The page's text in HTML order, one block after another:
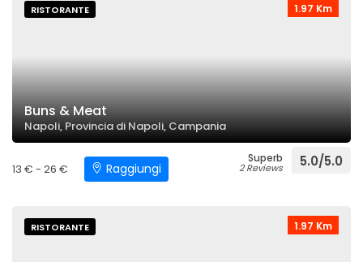
1.97 Km
RISTORANTE
Buns & Meat
Napoli, Provincia di Napoli, Campania
13 € - 26 € Raggiungi
Superb
2 Reviews 5.0/5.0
1.97 Km
RISTORANTE